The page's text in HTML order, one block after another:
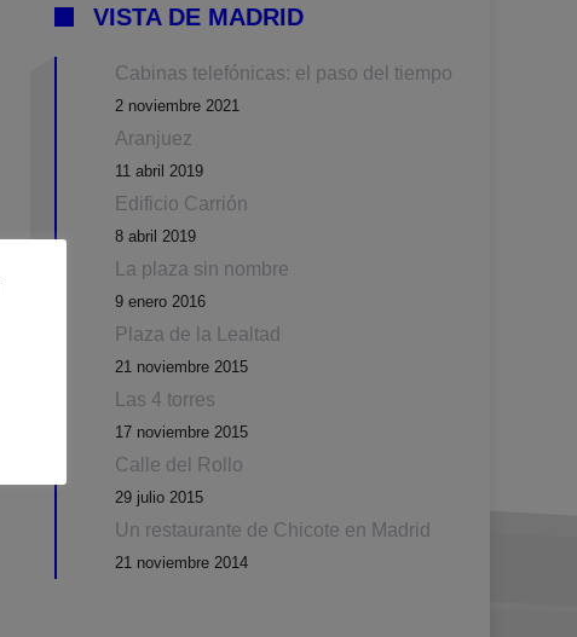
VISTA DE MADRID
Cabinas telefónicas: el paso del tiempo
2 noviembre 2021
Aranjuez
11 abril 2019
Edificio Carrión
8 abril 2019
La plaza sin nombre
9 enero 2016
Plaza de la Lealtad
21 noviembre 2015
Las 4 torres
17 noviembre 2015
Calle del Rollo
29 julio 2015
Un restaurante de Chicote en Madrid
21 noviembre 2014